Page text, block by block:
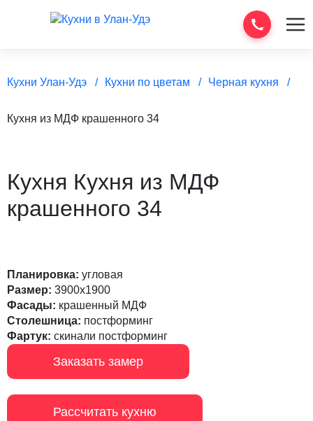
Кухни Улан-Удэ Кухни по цветам Черная кухня
Кухня из МДФ крашенного 34
Кухня Кухня из МДФ
крашенного 34
Планировка: угловая
Размер: 3900х1900
Фасады: крашенный МДФ
Столешница: постформинг
Фартук: скинали постформинг
Заказать замер
Рассчитать кухню